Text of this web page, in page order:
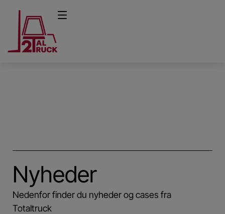
Nyheder
Nedenfor finder du nyheder og cases fra
Totaltruck